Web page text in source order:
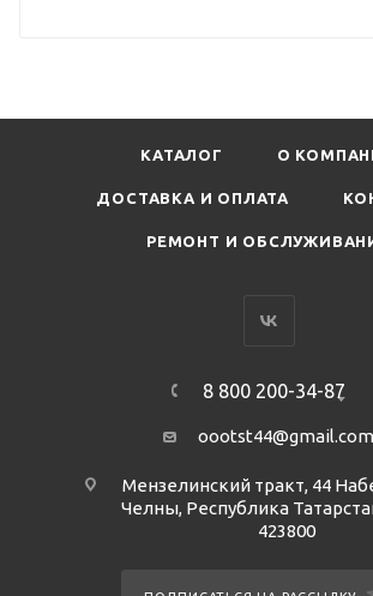
КАТАЛОГ О
ДОСТАВКА И ОПЛАТА
РЕМОНТ И
8 800 200-34-87
oootst44@gmail.com
Мензелинский тракт, 44
Челны, Республика
423800